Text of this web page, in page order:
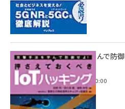
攻撃手法を学んで防
ハッキング
2022年6月14日 0:00